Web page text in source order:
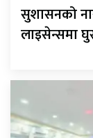
सुशासनको
लाइसेन्समा